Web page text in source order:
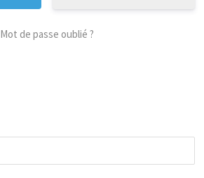
Mot de passe oublié ?